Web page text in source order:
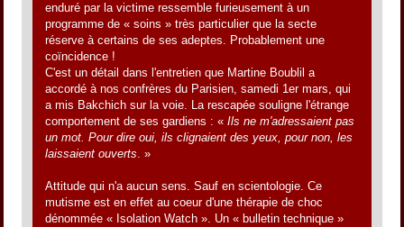
enduré par la victime ressemble furieusement à un
programme de « soins » très particulier que la secte
réserve à certains de ses adeptes. Probablement une
coïncidence !
C'est un détail dans l'entretien que Martine Boublil a
accordé à nos confrères du Parisien, samedi 1er mars, qui
a mis Bakchich sur la voie. La rescapée souligne l'étrange
comportement de ses gardiens : «Ils ne m'adressaient pas
un mot. Pour dire oui, ils clignaient des yeux, pour non, les
laissaient ouverts. »
Attitude qui n'a aucun sens. Sauf en scientologie. Ce
mutisme est en effet au coeur d'une thérapie de choc
dénommée « Isolation Watch ». Un « bulletin technique »